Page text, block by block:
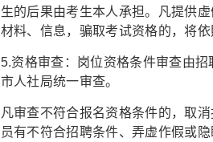
生的后果由考生本人承担。凡提供
材料、信息，骗取考试资格的，将
5.资格审查：岗位资格条件审查由
市人社局统一审查。
凡审查不符合报名资格条件的，取
员有不符合招聘条件、弄虚作假或